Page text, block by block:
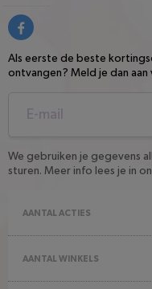
Als eerste de beste
ontvangen? Meld je dan
We gebruiken je gegevens
sturen. Meer info lees je in
AANTAL ACTIES
AANTAL WINKELS